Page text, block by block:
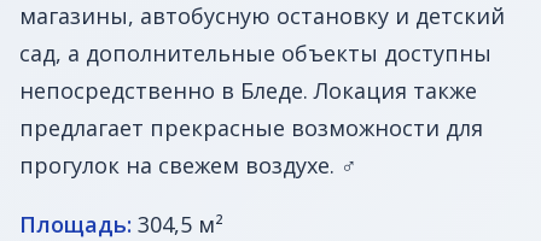
магазины, автобусную остановку и детский
сад, а дополнительные объекты доступны
непосредственно в Бледе. Локация также
предлагает прекрасные возможности для
прогулок на свежем воздухе. ‍♂️
Площадь: 304,5 м²